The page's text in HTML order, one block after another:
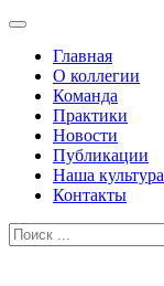
Главная
О коллегии
Команда
Практики
Новости
Публикации
Наша культура
Контакты